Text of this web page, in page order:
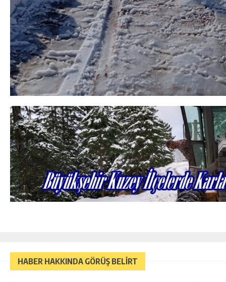
HABER HAKKINDA GÖRÜŞ BELİRT